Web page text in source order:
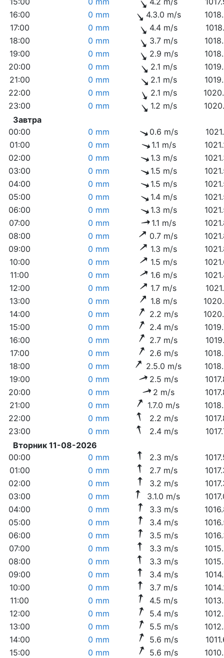
16:00
0 mm 4.3.0 m/s
17:00
0 mm 4.4 m/s
18:00
0 mm 3.7 m/s
19:00
0 mm 2.9 m/s
20:00
0 mm 2.1 m/s
21:00
0 mm 2.1 m/s
22:00
0 mm 2.1 m/s
23:00
0 mm 1.2 m/s
Завтра
00:00
0 mm 0.6 m/s
01:00
0 mm 1.1 m/s
02:00
0 mm 1.3 m/s
03:00
0 mm 1.5 m/s
04:00
0 mm 1.5 m/s
05:00
0 mm 1.4 m/s
06:00
0 mm 1.3 m/s
07:00
0 mm 1.1 m/s
08:00
0 mm 0.7 m/s
09:00
0 mm 1.3 m/s
10:00
0 mm 1.5 m/s
11:00
0 mm 1.6 m/s
12:00
0 mm 1.7 m/s
13:00
0 mm 1.8 m/s
14:00
0 mm 2.2 m/s
15:00
0 mm 2.4 m/s
16:00
0 mm 2.7 m/s
17:00
0 mm 2.6 m/s
18:00
0 mm 2.5.0 m/s
19:00
0 mm 2.5 m/s
20:00
0 mm 2 m/s
21:00
0 mm 1.7.0 m/s
22:00
0 mm 2.2 m/s
23:00
0 mm 2.4 m/s
Вторник 11-08-2026
00:00
0 mm 2.3 m/s
01:00
0 mm 2.7 m/s
02:00
0 mm 3.2 m/s
03:00
0 mm 3.1.0 m/s
04:00
0 mm 3.3 m/s
05:00
0 mm 3.4 m/s
06:00
0 mm 3.5 m/s
07:00
0 mm 3.3 m/s
08:00
0 mm 3.3 m/s
09:00
0 mm 3.4 m/s
10:00
0 mm 3.7 m/s
11:00
0 mm 4.5 m/s
12:00
0 mm 5.4 m/s
13:00
0 mm 5.5 m/s
14:00
0 mm 5.6 m/s
15:00
0 mm 5.6 m/s